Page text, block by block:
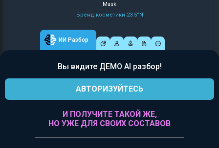
Mask
Бренд косметики 23.5°N
ИИ Разбор
Вы видите ДЕМО AI разбор!
АВТОРИЗУЙТЕСЬ
И ПОЛУЧИТЕ ТАКОЙ ЖЕ,
НО УЖЕ ДЛЯ СВОИХ СОСТАВОВ